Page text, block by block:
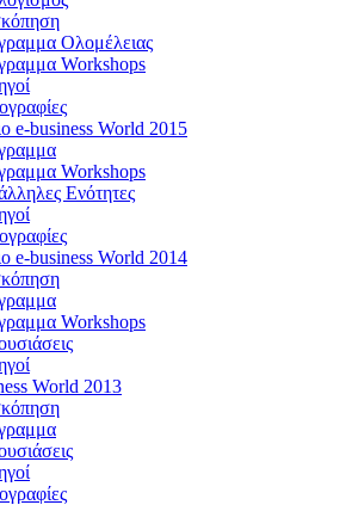
Ολομέλειας
Workshops
e-business World 2015
Workshops
Ενότητες
e-business World 2014
Workshops
World 2013